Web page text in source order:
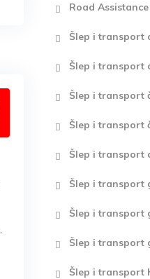
,
Road Assistance
Šlep i transport
Šlep i transport
Šlep i transport
Šlep i transport
Šlep i transport
Šlep i transport
Šlep i transport
Šlep i transport
Šlep i transport